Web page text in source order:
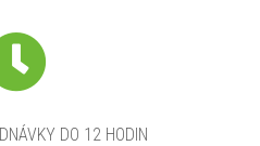
DO 12 HODIN